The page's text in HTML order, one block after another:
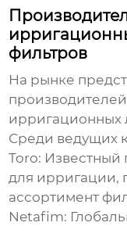
фильтров
На рынке
производителей
ирригационных
Среди ведущих
Toro: Известный
для
ассортимент
Netafim: